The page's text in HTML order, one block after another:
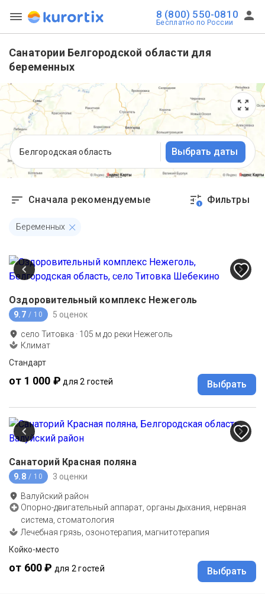
8 (800) 550-0810
Бесплатно по России
Санатории Белгородской области для
беременных
Белгородская область Выбрать даты
Сначала рекомендуемые 1 Фильтры
Беременных
Оздоровительный комплекс Нежеголь
9.7 / 10 5 оценок
село Титовка · 105 м до реки Нежеголь
Климат
Стандарт
от 1 000 ₽ для 2 гостей Выбрать
Санаторий Красная поляна
9.8 / 10 3 оценки
Валуйский район
Опорно-двигательный аппарат, органы дыхания, нервная
система, стоматология
Лечебная грязь, озонотерапия, магнитотерапия
Койко-место
от 600 ₽ для 2 гостей Выбрать